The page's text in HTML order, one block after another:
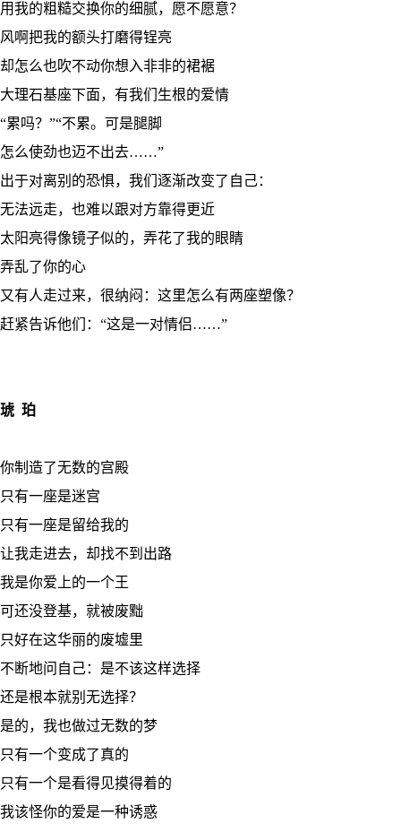
用我的粗糙交换你的细腻，愿不愿意？
风啊把我的额头打磨得锃亮
却怎么也吹不动你想入非非的裙裾
大理石基座下面，有我们生根的爱情
“累吗？”“不累。可是腿脚
怎么使劲也迈不出去……”
出于对离别的恐惧，我们逐渐改变了自己：
无法远走，也难以跟对方靠得更近
太阳亮得像镜子似的，弄花了我的眼睛
弄乱了你的心
又有人走过来，很纳闷：这里怎么有两座塑像？
赶紧告诉他们：“这是一对情侣……”
琥 珀
你制造了无数的宫殿
只有一座是迷宫
只有一座是留给我的
让我走进去，却找不到出路
我是你爱上的一个王
可还没登基，就被废黜
只好在这华丽的废墟里
不断地问自己：是不该这样选择
还是根本就别无选择？
是的，我也做过无数的梦
只有一个变成了真的
只有一个是看得见摸得着的
我该怪你的爱是一种诱惑